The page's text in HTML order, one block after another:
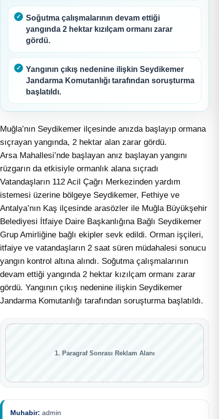
Soğutma çalışmalarının devam ettiği
yangında 2 hektar kızılçam ormanı zarar
gördü.
Yangının çıkış nedenine ilişkin Seydikemer
Jandarma Komutanlığı tarafından soruşturma
başlatıldı.
Muğla’nın Seydikemer ilçesinde anızda başlayıp ormana
sıçrayan yangında, 2 hektar alan zarar gördü.
Arsa Mahallesi’nde başlayan anız başlayan yangını
rüzgarın da etkisiyle ormanlık alana sıçradı
Vatandaşların 112 Acil Çağrı Merkezinden yardım
istemesi üzerine bölgeye Seydikemer, Fethiye ve
Antalya’nın Kaş ilçesinde arasözler ile Muğla Büyükşehir
Belediyesi İtfaiye Daire Başkanlığına Bağlı Seydikemer
Grup Amirliğine bağlı ekipler sevk edildi. Orman işçileri,
itfaiye ve vatandaşların 2 saat süren müdahalesi sonucu
yangın kontrol altına alındı. Soğutma çalışmalarının
devam ettiği yangında 2 hektar kızılçam ormanı zarar
gördü. Yangının çıkış nedenine ilişkin Seydikemer
Jandarma Komutanlığı tarafından soruşturma başlatıldı.
1. Paragraf Sonrası Reklam Alanı
Muhabir: admin